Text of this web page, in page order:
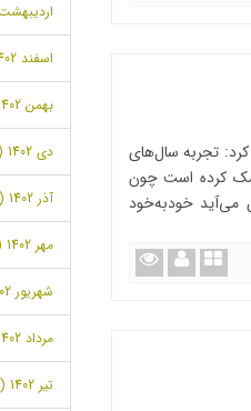
تجربه سال‌های
کرده است چون
می‌آید خودبه‌خود
اردیبهشت 1403
اسفند 1402 (1)
بهمن 1402 (1)
دی 1402 (2)
آذر 1402 (4)
مهر 1402 (2)
شهریور 1402 (1)
مرداد 1402 (4)
تیر 1402 (2)